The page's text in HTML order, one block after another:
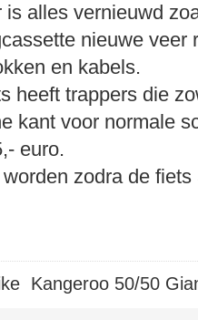
is alles vernieuwd
nieuwe veer
en kabels.
heeft trappers die
kant voor normale
euro.
zodra de
Kangeroo 50/50